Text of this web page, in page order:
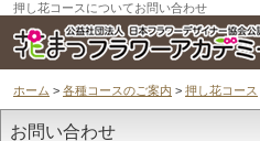
押し花コースについてお問い合わせ
ホーム > 各種コースのご案内 > 押し花コース
お問い合わせ